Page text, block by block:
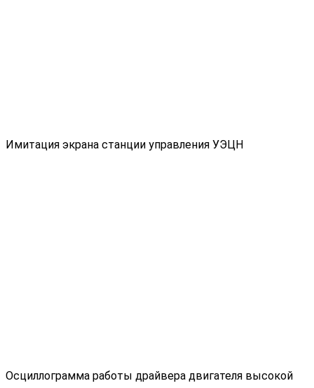
Имитация экрана станции управления УЭЦН
Осциллограмма работы драйвера двигателя высокой